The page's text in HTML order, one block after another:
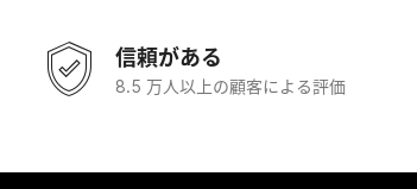
信頼がある
8.5 万人以上の顧客による評価